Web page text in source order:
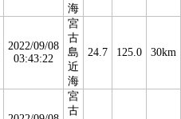
海
2022/09/08
03:43:22
宮
古
島
近
海
24.7 125.0 30km
宮
古